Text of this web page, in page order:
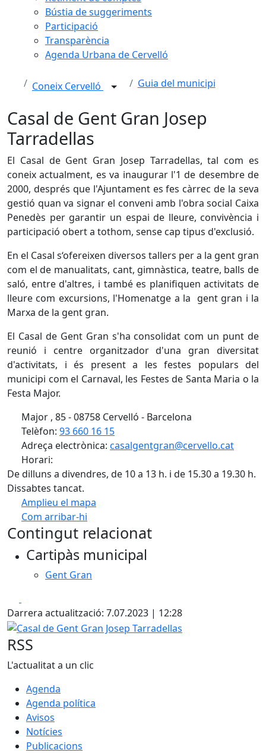
Bústia de suggeriments
Participació
Transparència
Agenda Urbana de Cervelló
Coneix Cervelló Guia del municipi
Casal de Gent Gran Josep
Tarradellas
El Casal de Gent Gran Josep Tarradellas, tal com es
coneix actualment, es va inaugurar l'1 de desembre de
2000, després que l'Ajuntament es fes càrrec de la seva
gestió quan va signar el conveni amb l'obra social Caixa
Penedès per garantir un espai de lleure, convivència i
participació obert a tothom, sense cap tipus d'exclusió.
En el Casal s‘ofereixen diversos tallers per a la gent gran
com el de manualitats, cant, gimnàstica, teatre, balls de
saló, entre d'altres, i també es planifiquen activitats de
lleure com excursions, l'Homenatge a la gent gran i la
Marxa de la gent gran.
El Casal de Gent Gran s'ha consolidat com un punt de
reunió i centre organitzador d'una gran diversitat
d'activitats, i és present a les festes populars del
municipi com el Carnaval, les Festes de Santa Maria o la
Festa Major.
Major , 85 - 08758 Cervelló - Barcelona
Telèfon: 93 660 16 15
Adreça electrònica: casalgentgran@cervello.cat
Horari:
De dilluns a divendres, de 10 a 13 h. i de 15.30 a 19.30 h.
Dissabtes tancat.
Amplieu el mapa
Com arribar-hi
+
−
Contingut relacionat
Cartipàs municipal
Gent Gran
Darrera actualització: 7.07.2023 | 12:28
Casal de Gent Gran Josep Tarradellas
RSS
L'actualitat a un clic
Agenda
Agenda política
Avisos
Notícies
Publicacions